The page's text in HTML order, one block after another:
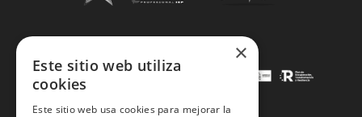
×
Este sitio web utiliza
cookies
Este sitio web usa cookies para mejorar la